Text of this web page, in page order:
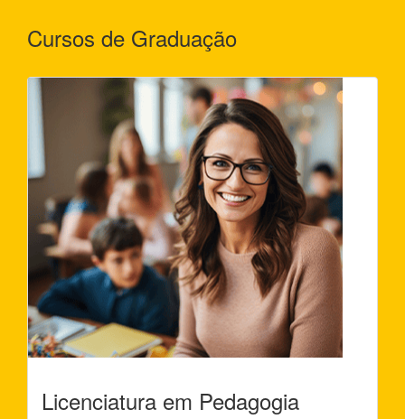
Cursos de Graduação
Licenciatura em Pedagogia